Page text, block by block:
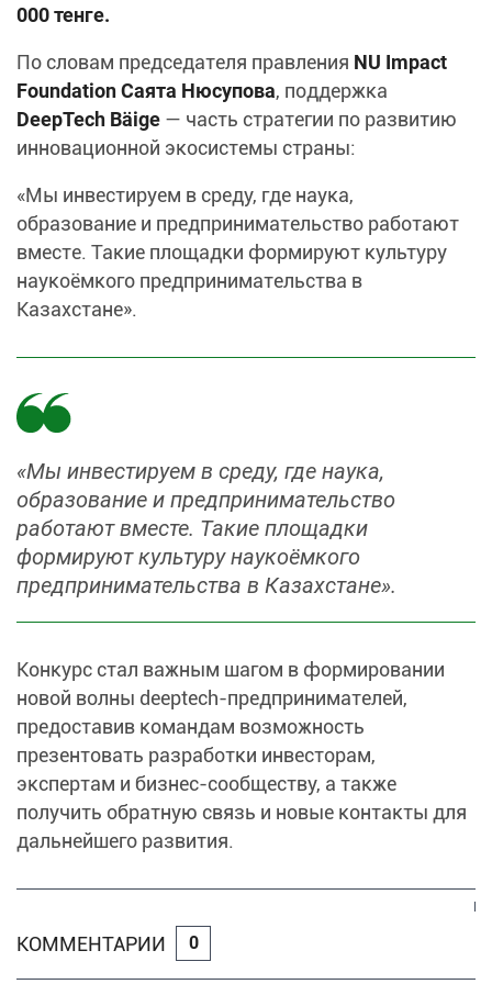
000 тенге.
По словам председателя правления NU Impact
Foundation Саята Нюсупова, поддержка
DeepTech Bäige — часть стратегии по развитию
инновационной экосистемы страны:
«Мы инвестируем в среду, где наука,
образование и предпринимательство работают
вместе. Такие площадки формируют культуру
наукоёмкого предпринимательства в
Казахстане».
«Мы инвестируем в среду, где наука,
образование и предпринимательство
работают вместе. Такие площадки
формируют культуру наукоёмкого
предпринимательства в Казахстане».
Конкурс стал важным шагом в формировании
новой волны deeptech-предпринимателей,
предоставив командам возможность
презентовать разработки инвесторам,
экспертам и бизнес-сообществу, а также
получить обратную связь и новые контакты для
дальнейшего развития.
КОММЕНТАРИИ 0